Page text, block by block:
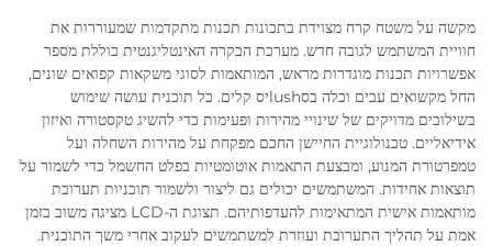
מקשה על משטח קרח מצוידת בתכונות תכנות מתקדמות שמעוררות את
חוויית המשתמש לגובה חדש. מערכת הבקרה האינטליגנטית כוללת מספר
אפשרויות תכנות מוגדרות מראש, המותאמות לסוגי משקאות קפואים שונים,
החל מקשואים עבים וכלה בסlushיס קלים. כל תוכנית עושה שימוש
בשילובים מדויקים של שינויי מהירות ופעימות כדי להשיג טקסטורה ואיזון
אידיאליים. טכנולוגיית החיישן החכם מפקחת על מהירות השחלה ועל
טמפרטורת המנוע, ומבצעת התאמות אוטומטיות בפלט החשמל כדי לשמור על
תוצאות אחידות. המשתמשים יכולים גם ליצור ולשמור תוכניות תערובת
מותאמות אישית המתאימות להעדפותיהם. תצוגת ה-LCD מציגה משוב בזמן
אמת על תהליך התערובת ועוזרת למשתמשים לעקוב אחרי משך התוכנית.